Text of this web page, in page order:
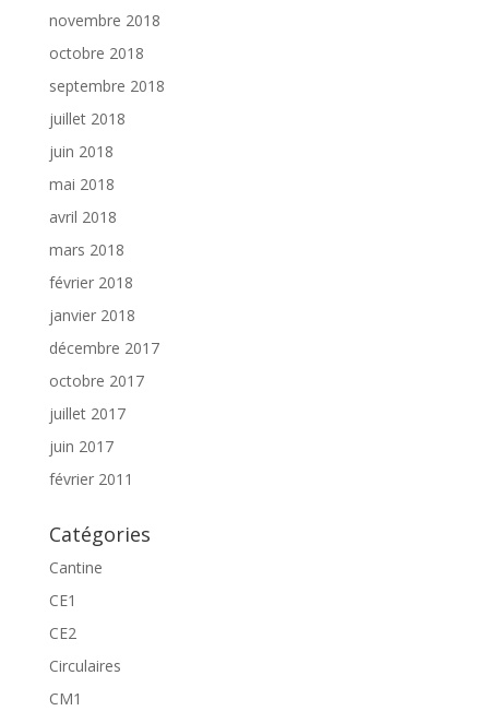
novembre 2018
octobre 2018
septembre 2018
juillet 2018
juin 2018
mai 2018
avril 2018
mars 2018
février 2018
janvier 2018
décembre 2017
octobre 2017
juillet 2017
juin 2017
février 2011
Catégories
Cantine
CE1
CE2
Circulaires
CM1